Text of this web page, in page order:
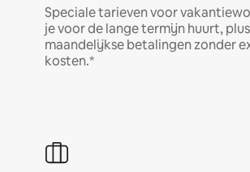
Speciale tarieven voor
je voor de lange termijn huurt, plus
maandelijkse betalingen zonder
kosten.*